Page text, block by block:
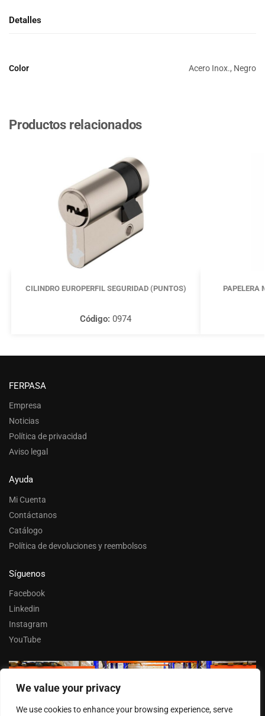
We value your privacy
We use cookies to enhance your browsing experience, serve
Detalles
Color Acero Inox., Negro
Productos relacionados
CILINDRO EUROPERFIL SEGURIDAD (PUNTOS)
Código: 0974
PAPELERA
FERPASA
Empresa
Noticias
Política de privacidad
Aviso legal
Ayuda
Mi Cuenta
Contáctanos
Catálogo
Política de devoluciones y reembolsos
Síguenos
Facebook
Linkedin
Instagram
YouTube
Trabaja con nosotros